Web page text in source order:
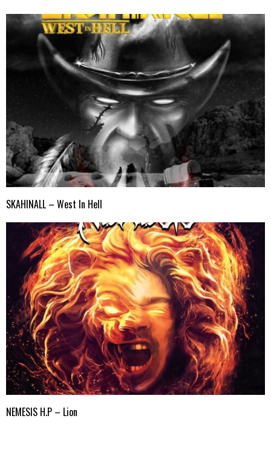
SKAHINALL – West In Hell
NEMESIS H.P – Lion